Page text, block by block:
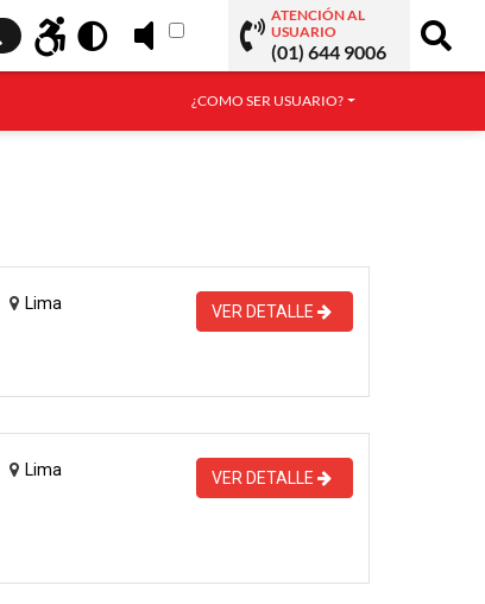
ATENCIÓN AL
USUARIO
(01) 644 9006
¿COMO SER USUARIO?
Lima VER DETALLE
Lima VER DETALLE